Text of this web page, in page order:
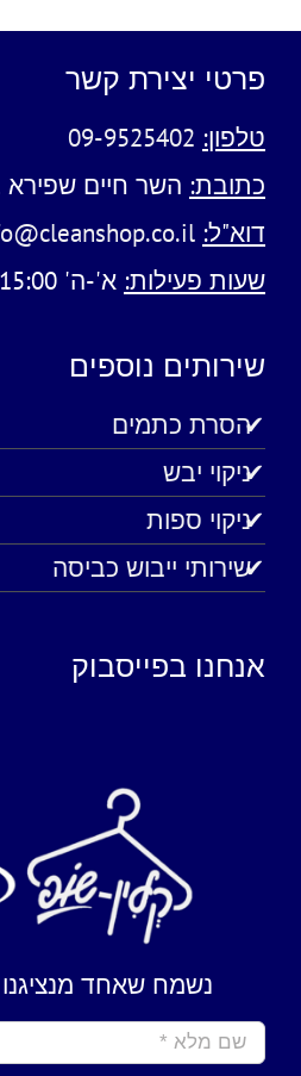
פרטי יצירת קשר
טלפון: 09-9525402
כתובת: השר חיים שפירא 1 ראשון לציון
דוא"ל:
שעות פעילות: א'-ה' 09:00-15:00.
שירותים נוספים
הסרת כתמים
ניקוי יבש
ניקוי ספות
שירותי ייבוש כביסה
אנחנו בפייסבוק
נשמח שאחד מנציגנו